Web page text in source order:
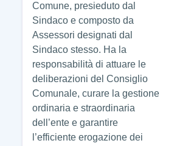
Comune, presieduto dal
Sindaco e composto da
Assessori designati dal
Sindaco stesso. Ha la
responsabilità di attuare le
deliberazioni del Consiglio
Comunale, curare la gestione
ordinaria e straordinaria
dell’ente e garantire
l’efficiente erogazione dei